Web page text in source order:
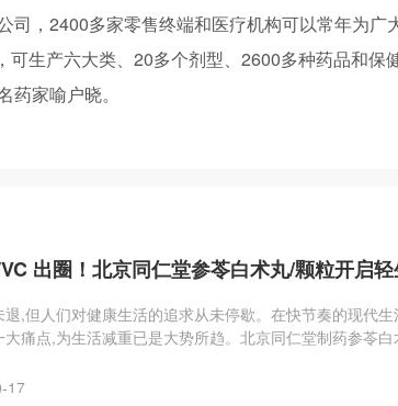
司，2400多家零售终端和医疗机构可以常年为广
生产六大类、20多个剂型、2600多种药品和保
家喻户晓。
出圈！北京同仁堂参苓白术丸/颗粒开启
退,但人们对健康生活的追求从未停歇。在快节奏的现代
大痛点,为生活减重已是大势所趋。北京同仁堂制药参苓
17